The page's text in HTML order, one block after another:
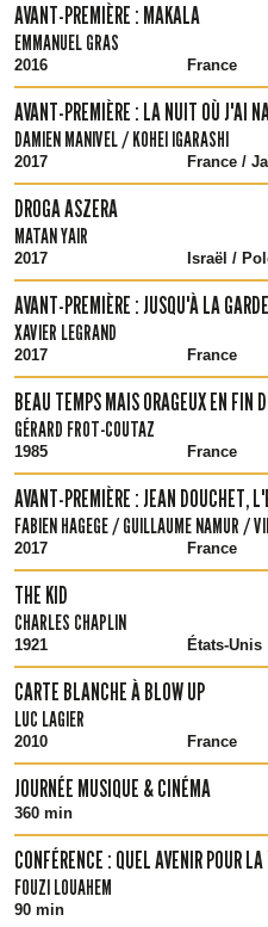
AVANT-PREMIÈRE : MAKALA
EMMANUEL GRAS
2016 France
AVANT-PREMIÈRE : LA NUIT OÙ J'AI
DAMIEN MANIVEL / KOHEI IGARASHI
2017 France /
DROGA ASZERA
MATAN YAIR
2017 Israël /
AVANT-PREMIÈRE : JUSQU'À LA GARDE
XAVIER LEGRAND
2017 France
BEAU TEMPS MAIS ORAGEUX EN FIN
GÉRARD FROT-COUTAZ
1985 France
AVANT-PREMIÈRE : JEAN DOUCHET,
FABIEN HAGEGE / GUILLAUME NAMUR /
2017 France
THE KID
CHARLES CHAPLIN
1921 États-Unis
CARTE BLANCHE À BLOW UP
LUC LAGIER
2010 France
JOURNÉE MUSIQUE & CINÉMA
360 min
CONFÉRENCE : QUEL AVENIR POUR LA
FOUZI LOUAHEM
90 min